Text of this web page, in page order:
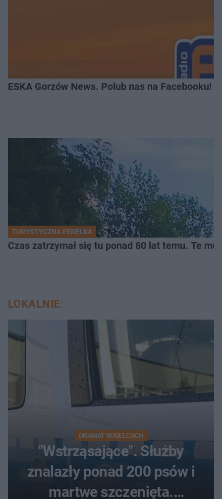
ESKA Gorzów News. Polub nas na Facebooku!
TURYSTYCZNA PEREŁKA
Czas zatrzymał się tu ponad 80 lat temu. Te
LOKALNIE:
DRAMAT W KIELCACH
"Wstrząsające". Służby
znalazły ponad 200 psów i
martwe szczenięta.